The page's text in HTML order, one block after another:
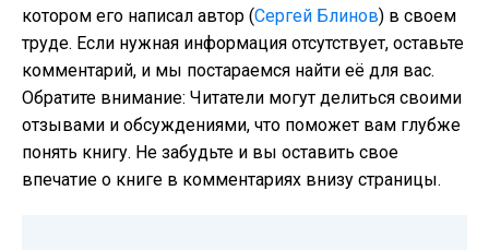
котором его написал автор (Сергей Блинов) в своем
труде. Если нужная информация отсутствует, оставьте
комментарий, и мы постараемся найти её для вас.
Обратите внимание: Читатели могут делиться своими
отзывами и обсуждениями, что поможет вам глубже
понять книгу. Не забудьте и вы оставить свое
впечатие о книге в комментариях внизу страницы.